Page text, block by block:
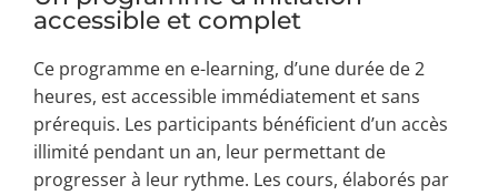
accessible et complet
Ce programme en e-learning, d’une durée de 2
heures, est accessible immédiatement et sans
prérequis. Les participants bénéficient d’un accès
illimité pendant un an, leur permettant de
progresser à leur rythme. Les cours, élaborés par